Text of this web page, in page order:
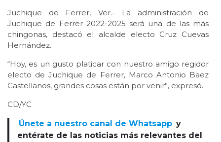
Juchique de Ferrer, Ver.- La administración de
Juchique de Ferrer 2022-2025 será una de las más
chingonas, destacó el alcalde electo Cruz Cuevas
Hernández.
“Hoy, es un gusto platicar con nuestro amigo regidor
electo de Juchique de Ferrer, Marco Antonio Baez
Castellanos, grandes cosas están por venir”, expresó.
CD/YC
Únete a nuestro canal de Whatsapp y
entérate de las noticias más relevantes del